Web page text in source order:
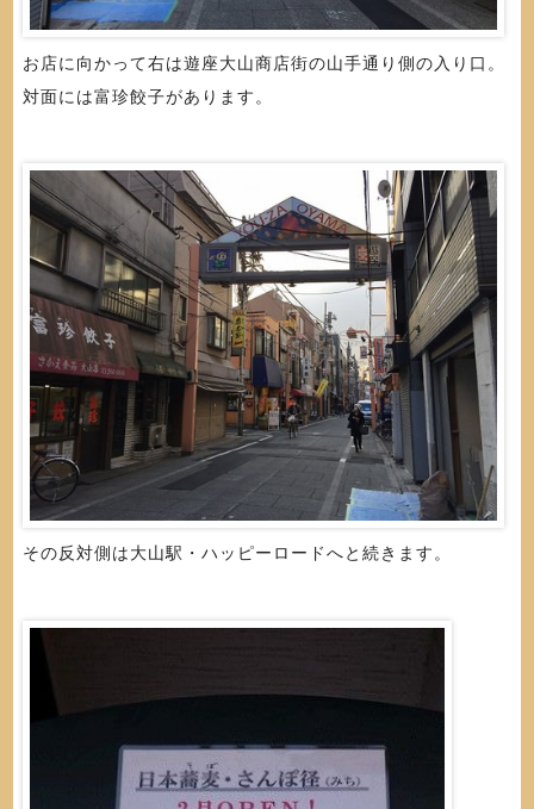
お店に向かって右は遊座大山商店街の山手通り側の入り口。
対面には富珍餃子があります。
その反対側は大山駅・ハッピーロードへと続きます。